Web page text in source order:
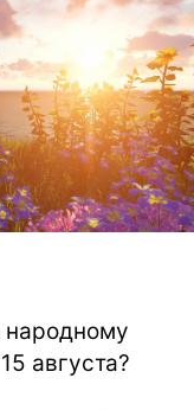
народному
августа?